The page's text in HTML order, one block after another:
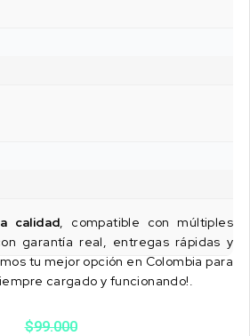
calidad, compatible con múltiples
garantía real, entregas rápidas y
tu mejor opción en Colombia para
cargado y funcionando!.
$99.000